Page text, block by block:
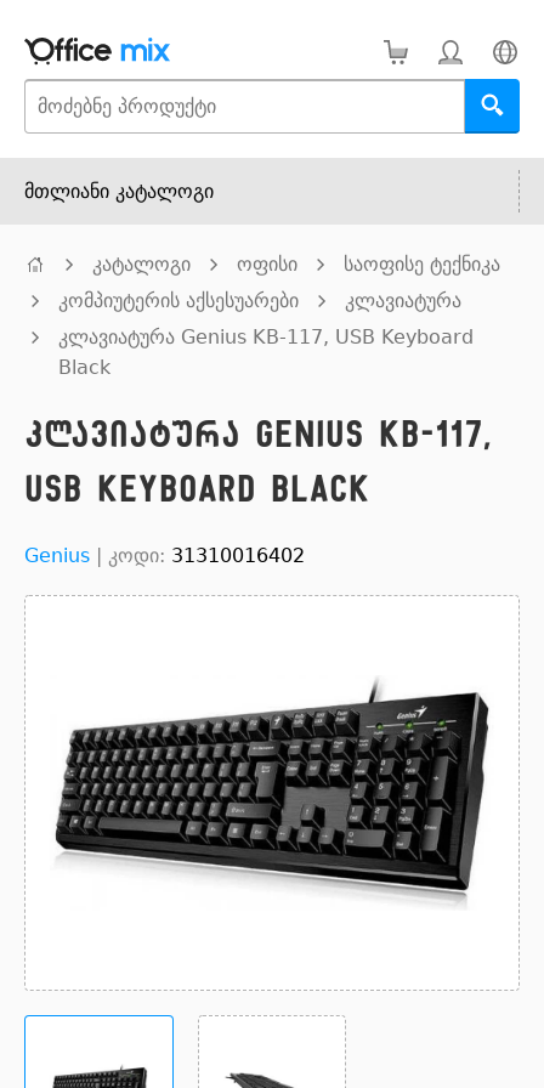
მთლიანი კატალოგი
კატალოგი ოფისი
საოფისე ტექნიკა
კომპიუტერის აქსესუარები
კლავიატურა
კლავიატურა Genius KB-117, USB Keyboard
Black
კლავიატურა Genius KB-117,
USB Keyboard Black
Genius | კოდი: 31310016402